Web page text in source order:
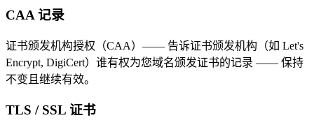
CAA 记录
证书颁发机构授权（CAA）—— 告诉证书颁发机构（如 Let's
Encrypt, DigiCert）谁有权为您域名颁发证书的记录 —— 保持
不变且继续有效。
TLS / SSL 证书